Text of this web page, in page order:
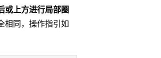
或上方进行局部圈
相同，操作指引如